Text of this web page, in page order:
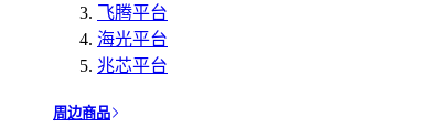
飞腾平台
海光平台
兆芯平台
周边商品